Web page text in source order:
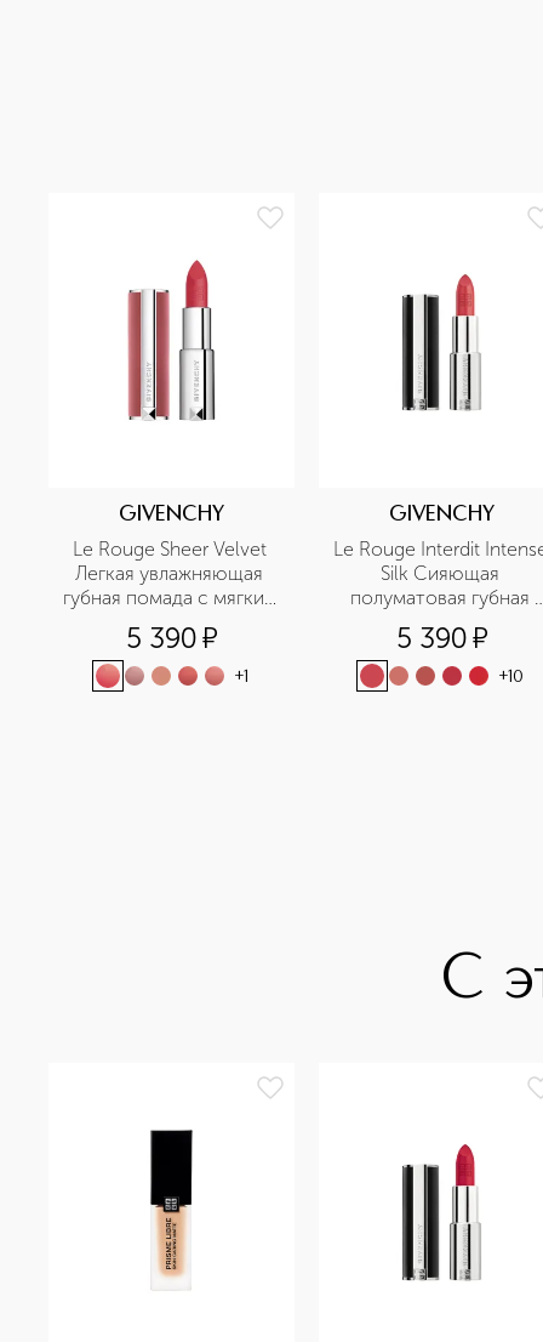
GIVENCHY
Le Rouge Sheer Velvet
Легкая увлажняющая
губная помада с мягким
матовым финишем
5 390¤
+1
GIVENCHY
Le Rouge Interdit
Silk Сияющая
полуматовая губная
помада
5 390¤
+10
С